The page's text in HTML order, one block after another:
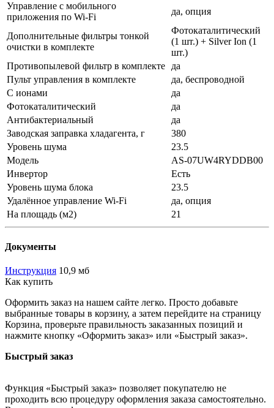
Управление c мобильного
приложения по Wi-Fi
да, опция
Дополнительные фильтры тонкой
очистки в комплекте
Фотокаталитический
(1 шт.) + Silver Ion (1
шт.)
Противопылевой фильтр в комплекте
да
Пульт управления в комплекте
да, беспроводной
С ионами
да
Фотокаталитический
да
Антибактериальный
да
Заводская заправка хладагента, г
380
Уровень шума
23.5
Модель
AS-07UW4RYDDB00
Инвертор
Есть
Уровень шума блока
23.5
Удалённое управление Wi-Fi
да, опция
На площадь (м2)
21
Документы
Инструкция 10,9 мб
Как купить
Оформить заказ на нашем сайте легко. Просто добавьте
выбранные товары в корзину, а затем перейдите на страницу
Корзина, проверьте правильность заказанных позиций и
нажмите кнопку «Оформить заказ» или «Быстрый заказ».
Быстрый заказ
Функция «Быстрый заказ» позволяет покупателю не
проходить всю процедуру оформления заказа самостоятельно.